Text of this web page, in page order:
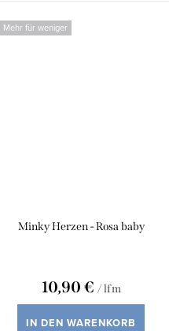
Mehr für weniger
Minky Herzen - Rosa baby
10,90 € / lfm
IN DEN WARENKORB